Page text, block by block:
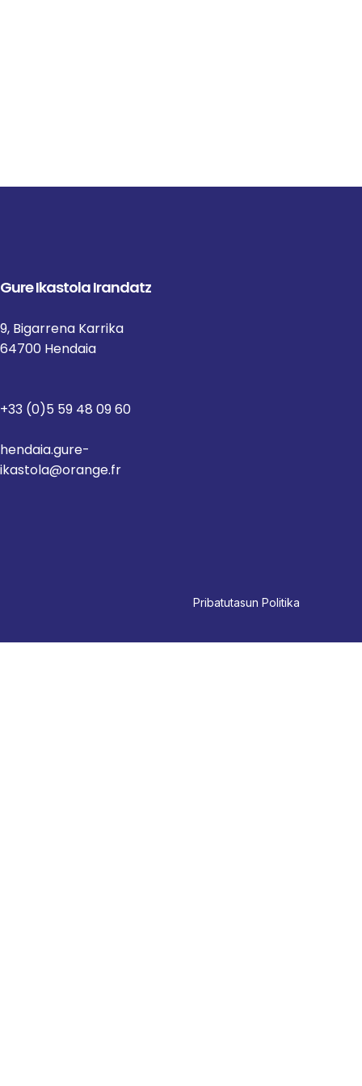
Gure Ikastola Irandatz
9, Bigarrena Karrika
64700 Hendaia
+33 (0)5 59 48 09 60
hendaia.gure-
ikastola@orange.fr
Pribatutasun Politika